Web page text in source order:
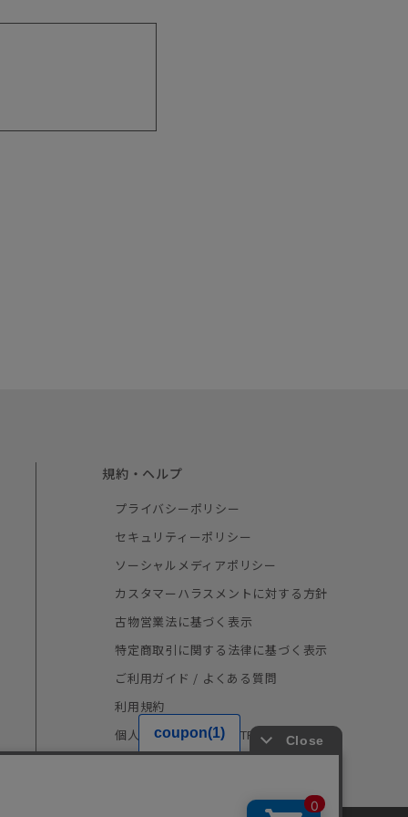
規約・ヘルプ
プライバシーポリシー
セキュリティーポリシー
ソーシャルメディアポリシー
カスタマーハラスメントに対する方針
古物営業法に基づく表示
特定商取引に関する法律に基づく表示
ご利用ガイド / よくある質問
利用規約
個人情報の取り扱い（TRUSTe）